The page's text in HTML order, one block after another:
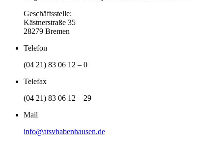
Geschäftsstelle:
Kästnerstraße 35
28279 Bremen
Telefon
(04 21) 83 06 12 – 0
Telefax
(04 21) 83 06 12 – 29
Mail
info@atsvhabenhausen.de